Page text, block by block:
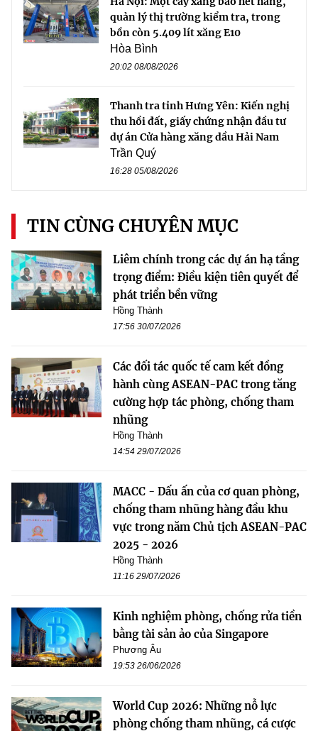
quản lý thị trường kiểm tra, trong
bồn còn 5.409 lít xăng E10
Hòa Bình
20:02 08/08/2026
Thanh tra tỉnh Hưng Yên: Kiến nghị
thu hồi đất, giấy chứng nhận đầu tư
dự án Cửa hàng xăng dầu Hải Nam
Trần Quý
16:28 05/08/2026
TIN CÙNG CHUYÊN MỤC
Liêm chính trong các dự án hạ tầng
trọng điểm: Điều kiện tiên quyết để
phát triển bền vững
Hồng Thành
17:56 30/07/2026
Các đối tác quốc tế cam kết đồng
hành cùng ASEAN-PAC trong tăng
cường hợp tác phòng, chống tham
nhũng
Hồng Thành
14:54 29/07/2026
MACC - Dấu ấn của cơ quan phòng,
chống tham nhũng hàng đầu khu
vực trong năm Chủ tịch ASEAN-PAC
2025 - 2026
Hồng Thành
11:16 29/07/2026
Kinh nghiệm phòng, chống rửa tiền
bằng tài sản ảo của Singapore
Phương Âu
19:53 26/06/2026
World Cup 2026: Những nỗ lực
phòng chống tham nhũng, cá cược